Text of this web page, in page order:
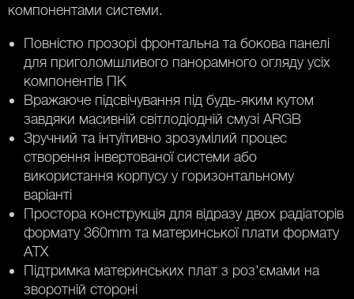
компонентами системи.
Повністю прозорі фронтальна та бокова панелі
для приголомшливого панорамного огляду усіх
компонентів ПК
Вражаюче підсвічування під будь-яким кутом
завдяки масивній світлодіодній смузі ARGB
Зручний та інтуїтивно зрозумілий процес
створення інвертованої системи або
використання корпусу у горизонтальному
варіанті
Простора конструкція для відразу двох радіаторів
формату 360mm та материнської плати формату
ATX
Підтримка материнських плат з роз'ємами на
зворотній стороні